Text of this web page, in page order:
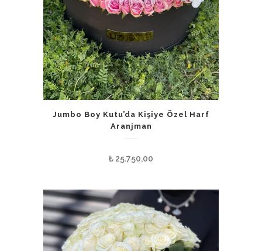
Jumbo Boy Kutu’da Kişiye Özel Harf
Aranjman
₺ 25.750,00